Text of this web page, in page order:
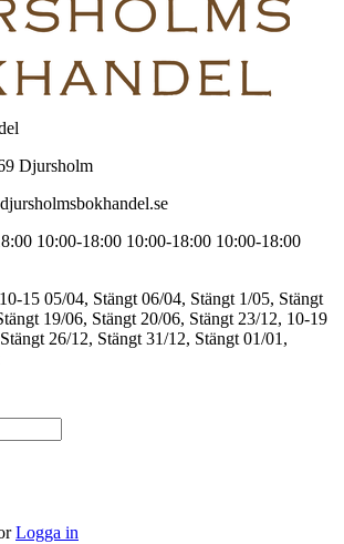
Djursholm
10:00-18:00 10:00-18:00 10:00-18:00
15 05/04, Stängt 06/04, Stängt 1/05, Stängt
19/06, Stängt 20/06, Stängt 23/12, 10-19
26/12, Stängt 31/12, Stängt 01/01,
Logga in